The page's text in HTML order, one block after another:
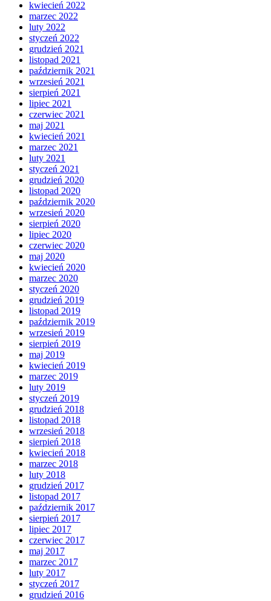
kwiecień 2022
marzec 2022
luty 2022
styczeń 2022
grudzień 2021
listopad 2021
październik 2021
wrzesień 2021
sierpień 2021
lipiec 2021
czerwiec 2021
maj 2021
kwiecień 2021
marzec 2021
luty 2021
styczeń 2021
grudzień 2020
listopad 2020
październik 2020
wrzesień 2020
sierpień 2020
lipiec 2020
czerwiec 2020
maj 2020
kwiecień 2020
marzec 2020
styczeń 2020
grudzień 2019
listopad 2019
październik 2019
wrzesień 2019
sierpień 2019
maj 2019
kwiecień 2019
marzec 2019
luty 2019
styczeń 2019
grudzień 2018
listopad 2018
wrzesień 2018
sierpień 2018
kwiecień 2018
marzec 2018
luty 2018
grudzień 2017
listopad 2017
październik 2017
sierpień 2017
lipiec 2017
czerwiec 2017
maj 2017
marzec 2017
luty 2017
styczeń 2017
grudzień 2016